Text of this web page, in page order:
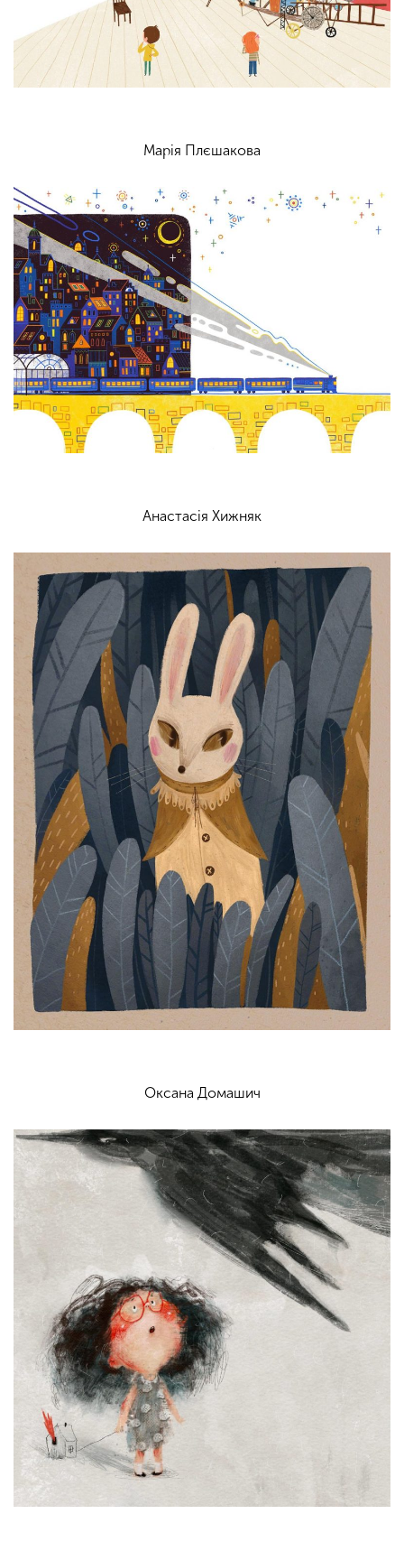
Марія Плєшакова
Анастасія Хижняк
Оксана Домашич